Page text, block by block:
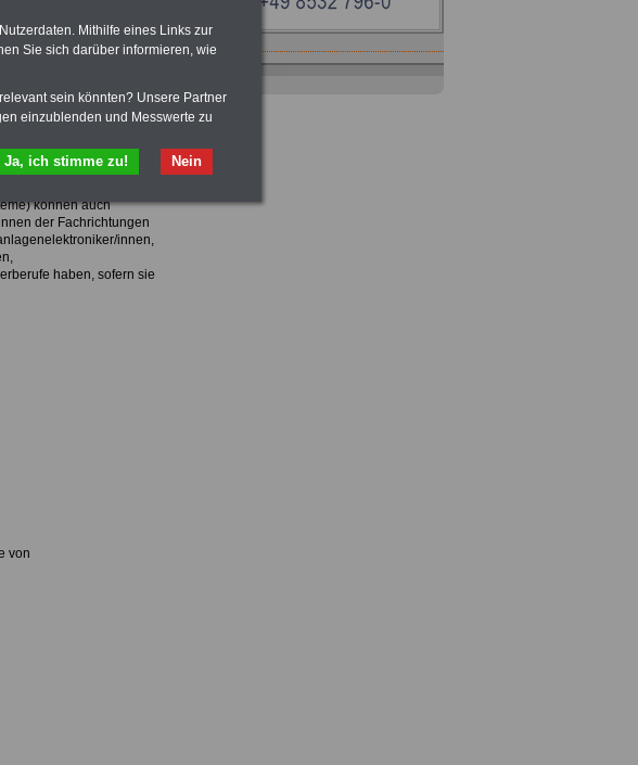
einer
dem
können auch
der Fachrichtungen
innen,
haben, sofern sie
von
>>>OnlineBuch
Mithilfe eines Links zur
Sie sich darüber informieren, wie
sein könnten? Unsere Partner
einzublenden und Messwerte zu
Nein
Ja, ich stimme zu!